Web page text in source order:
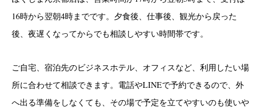
16時から翌朝4時までです。夕食後、仕事後、観光から戻った
後、夜遅くなってからでも相談しやすい時間帯です。
ご自宅、宿泊先のビジネスホテル、オフィスなど、利用したい場
所に合わせて相談できます。電話やLINEで予約できるので、外
へ出る準備をしなくても、その場で予定を立てやすいのも使いや